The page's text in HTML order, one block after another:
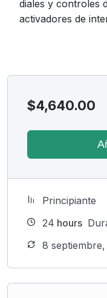
diales y controles
activadores de
$4,640.00
Principiante
24 hours
8